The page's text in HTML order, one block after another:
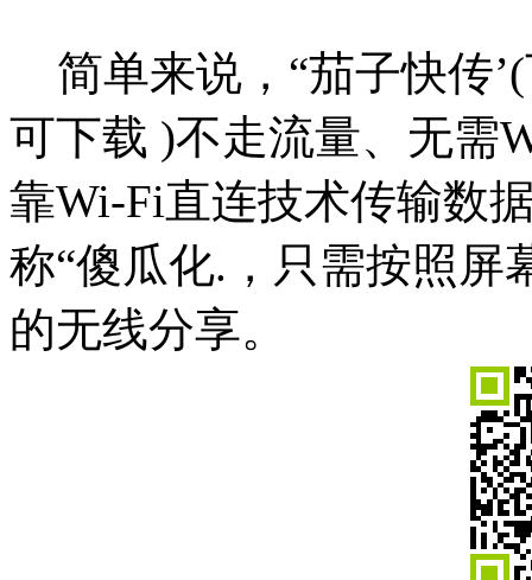
简单来说，“茄子快传
可下载 )不走流量、无需
靠Wi-Fi直连技术传输数
称“傻瓜化.，只需按照屏
的无线分享。